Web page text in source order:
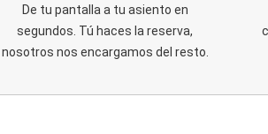
De tu pantalla a tu asiento en
segundos. Tú haces la reserva,
nosotros nos encargamos del resto.